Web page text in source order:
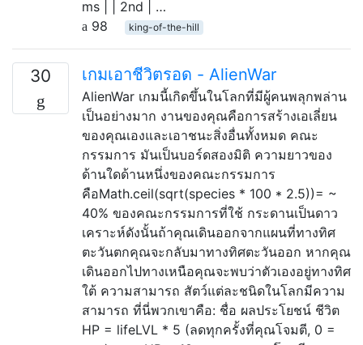
ms | | 2nd | …
98
king-of-the-hill
30 เกมเอาชีวิตรอด - AlienWar
AlienWar เกมนี้เกิดขึ้นในโลกที่มีผู้คนพลุกพล่าน
เป็นอย่างมาก งานของคุณคือการสร้างเอเลี่ยน
ของคุณเองและเอาชนะสิ่งอื่นทั้งหมด คณะ
กรรมการ มันเป็นบอร์ดสองมิติ ความยาวของ
ด้านใดด้านหนึ่งของคณะกรรมการ
คือMath.ceil(sqrt(species * 100 * 2.5))= ~
40% ของคณะกรรมการที่ใช้ กระดานเป็นดาว
เคราะห์ดังนั้นถ้าคุณเดินออกจากแผนที่ทางทิศ
ตะวันตกคุณจะกลับมาทางทิศตะวันออก หากคุณ
เดินออกไปทางเหนือคุณจะพบว่าตัวเองอยู่ทางทิศ
ใต้ ความสามารถ สัตว์แต่ละชนิดในโลกมีความ
สามารถ ที่นี่พวกเขาคือ: ชื่อ ผลประโยชน์ ชีวิต
HP = lifeLVL * 5 (ลดทุกครั้งที่คุณโจมตี, 0 =